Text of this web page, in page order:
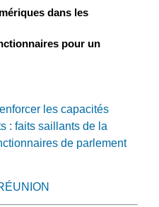
dans les
pour un
les capacités
: faits saillants de la
de parlement